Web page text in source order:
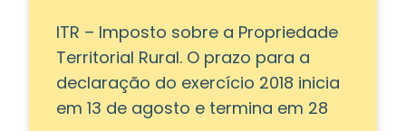
ITR – Imposto sobre a Propriedade
Territorial Rural. O prazo para a
declaração do exercício 2018 inicia
em 13 de agosto e termina em 28